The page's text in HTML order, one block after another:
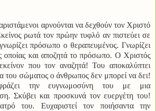
αρνούνται να δεχθούν τον Χριστό
ρωτά τον πρώην τυφλό αν πιστεύει σε
πρόσωπο ο θεραπευμένος. Γνωρίζει
οποίας και αποζητά το πρόσωπο. Ο Χριστός
που τον αναζητά! Του αποκαλύπτει
του σώματος ο άνθρωπος δεν μπορεί να δει!
την ευγνωμοσύνη του με μια
Σκύβει και προσκυνά τον ευεργέτη του!
του. Ευχαριστεί τον ποιήσαντα την